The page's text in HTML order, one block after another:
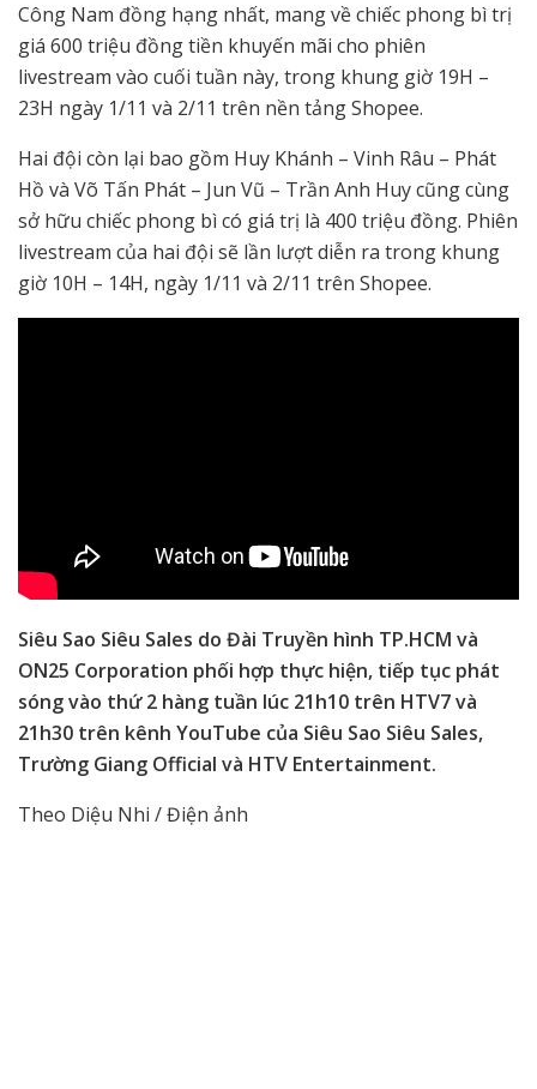
Công Nam đồng hạng nhất, mang về chiếc phong bì trị
giá 600 triệu đồng tiền khuyến mãi cho phiên
livestream vào cuối tuần này, trong khung giờ 19H –
23H ngày 1/11 và 2/11 trên nền tảng Shopee.
Hai đội còn lại bao gồm Huy Khánh – Vinh Râu – Phát
Hồ và Võ Tấn Phát – Jun Vũ – Trần Anh Huy cũng cùng
sở hữu chiếc phong bì có giá trị là 400 triệu đồng. Phiên
livestream của hai đội sẽ lần lượt diễn ra trong khung
giờ 10H – 14H, ngày 1/11 và 2/11 trên Shopee.
Siêu Sao Siêu Sales do Đài Truyền hình TP.HCM và
ON25 Corporation phối hợp thực hiện, tiếp tục phát
sóng vào thứ 2 hàng tuần lúc 21h10 trên HTV7 và
21h30 trên kênh YouTube của Siêu Sao Siêu Sales,
Trường Giang Official và HTV Entertainment.
Theo Diệu Nhi / Điện ảnh